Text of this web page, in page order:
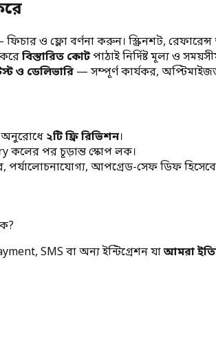
ও ফ্লো বর্ণনা করুন। স্ক্রিনশট,
করেবিস্তারিত কোটপাঠাই নির্দিষ্ট মূল্য ও
ও ডেলিভারি — সম্পূর্ণ কার্যকর,
অনুরোধে ২টি ফ্রি রিভিশন।
কলের পর চূড়ান্ত স্কোপ লক।
পর্যালোচনাযোগ্য, আপগ্রেড-সেফ ডিফ
SMS বা অন্য ইন্টিগ্রেশন যাআমরা